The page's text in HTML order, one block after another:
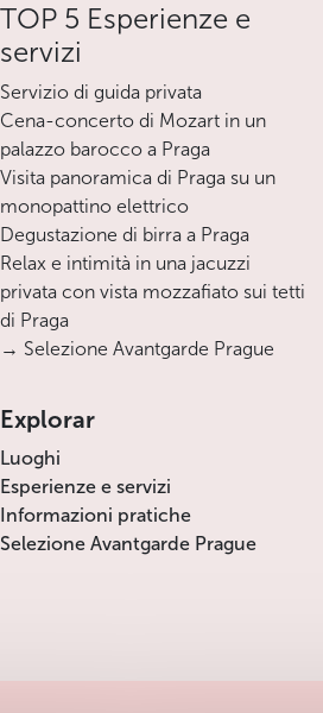
TOP 5 Esperienze e
servizi
Servizio di guida privata
Cena-concerto di Mozart in un
palazzo barocco a Praga
Visita panoramica di Praga su un
monopattino elettrico
Degustazione di birra a Praga
Relax e intimità in una jacuzzi
privata con vista mozzafiato sui tetti
di Praga
→ Selezione Avantgarde Prague
Explorar
Luoghi
Esperienze e servizi
Informazioni pratiche
Selezione Avantgarde Prague